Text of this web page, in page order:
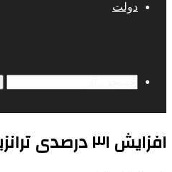
دولت
افزایش ۳۱ درصدی ترانزیت کالا از مسیر ایران